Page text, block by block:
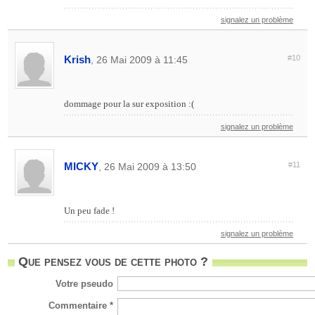
signalez un problème
Krish , 26 Mai 2009 à 11:45 #10
dommage pour la sur exposition :(
signalez un problème
MICKY , 26 Mai 2009 à 13:50 #11
Un peu fade !
signalez un problème
Que pensez vous de cette photo ?
Votre pseudo
Commentaire *